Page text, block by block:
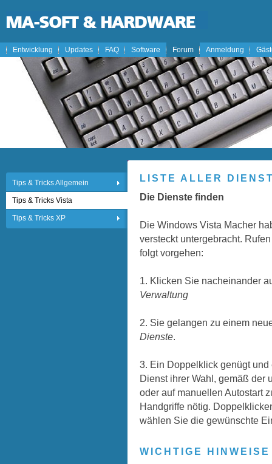
Entwicklung Updates FAQ Software Forum Anmeldung
Tips & Tricks Allgemein
Tips & Tricks Vista
Tips & Tricks XP
LISTE ALLER
Die Dienste finden
Die Windows Vista Macher
versteckt untergebracht.
folgt vorgehen:
1. Klicken Sie nacheinander
Verwaltung
2. Sie gelangen zu einem
Dienste.
3. Ein Doppelklick genügt
Dienst ihrer Wahl, gemäß der
oder auf manuellen Autostart
Handgriffe nötig.
wählen Sie die gewünschte
WICHTIGE